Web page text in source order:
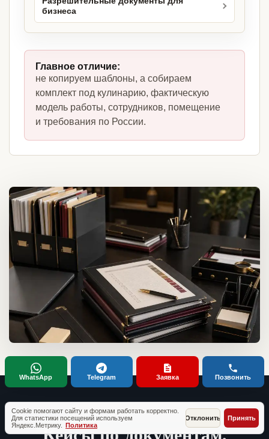
бизнеса
Главное отличие:
не копируем шаблоны, а собираем
комплект под кулинарию, фактическую
модель работы, сотрудников, помещение
и требования по России.
ТИПОВЫЕ СИТУАЦИИ КЛИЕНТОВ
Кейсы по документам,
Cookie помогают сайту и формам работать корректно.
Для статистики посещений используем
Яндекс.Метрику. Политика
Отклонить Принять
WhatsApp Telegram Заявка Позвонить